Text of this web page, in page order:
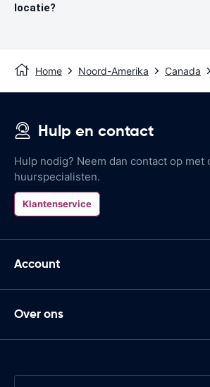
locatie?
Home Noord-Amerika Canada
Hulp en contact
Hulp nodig? Neem dan contact op met
huurspecialisten.
Klantenservice
Account
Over ons